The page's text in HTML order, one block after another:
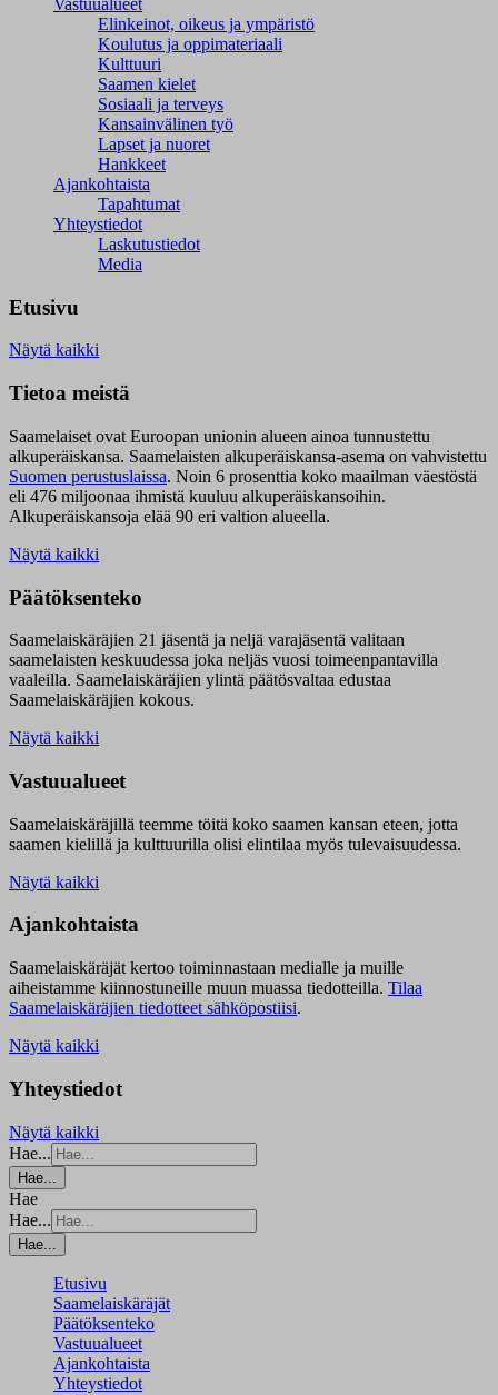
Vastuualueet
Elinkeinot, oikeus ja ympäristö
Koulutus ja oppimateriaali
Kulttuuri
Saamen kielet
Sosiaali ja terveys
Kansainvälinen työ
Lapset ja nuoret
Hankkeet
Ajankohtaista
Tapahtumat
Yhteystiedot
Laskutustiedot
Media
Etusivu
Näytä kaikki
Tietoa meistä
Saamelaiset ovat Euroopan unionin alueen ainoa tunnustettu
alkuperäiskansa. Saamelaisten alkuperäiskansa-asema on vahvistettu
Suomen perustuslaissa. Noin 6 prosenttia koko maailman väestöstä
eli 476 miljoonaa ihmistä kuuluu alkuperäiskansoihin.
Alkuperäiskansoja elää 90 eri valtion alueella.
Näytä kaikki
Päätöksenteko
Saamelaiskäräjien 21 jäsentä ja neljä varajäsentä valitaan
saamelaisten keskuudessa joka neljäs vuosi toimeenpantavilla
vaaleilla. Saamelaiskäräjien ylintä päätösvaltaa edustaa
Saamelaiskäräjien kokous.
Näytä kaikki
Vastuualueet
Saamelaiskäräjillä teemme töitä koko saamen kansan eteen, jotta
saamen kielillä ja kulttuurilla olisi elintilaa myös tulevaisuudessa.
Näytä kaikki
Ajankohtaista
Saamelaiskäräjät kertoo toiminnastaan medialle ja muille
aiheistamme kiinnostuneille muun muassa tiedotteilla. Tilaa
Saamelaiskäräjien tiedotteet sähköpostiisi.
Näytä kaikki
Yhteystiedot
Näytä kaikki
Hae...
Hae...
Hae
Hae...
Hae...
Etusivu
Saamelaiskäräjät
Päätöksenteko
Vastuualueet
Ajankohtaista
Yhteystiedot